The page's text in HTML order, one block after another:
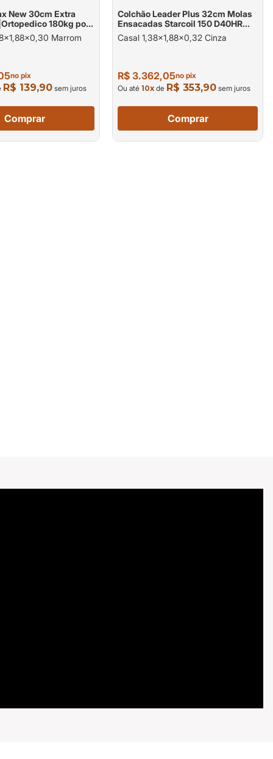
New 30cm Extra
180kg por
Marrom
no pix
R$ 139,90 sem juros
Comprar
Colchão Leader Plus 32cm Molas
Ensacadas Starcoil 150 D40HR
150kg por pessoa.
Casal 1,38x1,88x0,32 Cinza
R$ 3.362,05no pix
Ou até10x de R$ 353,90 sem juros
Comprar